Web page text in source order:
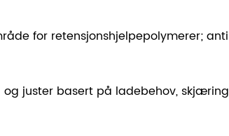
for retensjonshjelpepolymerer;
og juster basert på ladebehov,